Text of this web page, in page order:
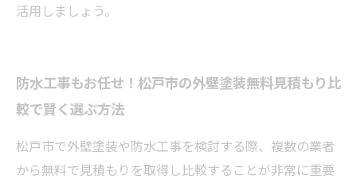
活用しましょう。
防水工事もお任せ！松戸市の外壁塗装無料見積もり比
較で賢く選ぶ方法
松戸市で外壁塗装や防水工事を検討する際、複数の業者
から無料で見積もりを取得し比較することが非常に重要